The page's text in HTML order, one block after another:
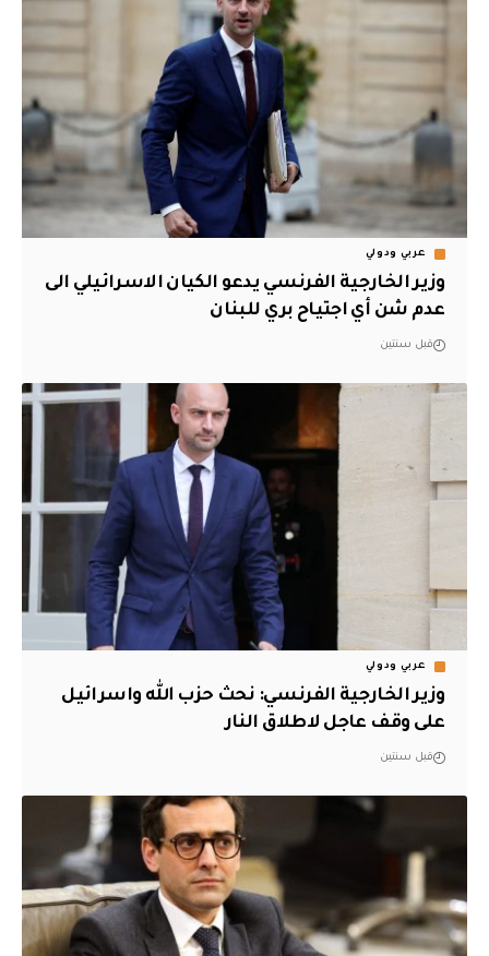
عربي ودولي
وزير الخارجية الفرنسي يدعو الكيان الاسرائيلي الى
عدم شن أي اجتياح بري للبنان
قبل سنتين
عربي ودولي
وزير الخارجية الفرنسي: نحث حزب الله واسرائيل
على وقف عاجل لاطلاق النار
قبل سنتين